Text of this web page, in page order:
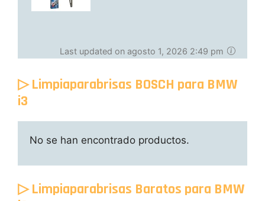
Last updated on agosto 1, 2026 2:49 pm
▷ Limpiaparabrisas BOSCH para BMW
i3
No se han encontrado productos.
▷ Limpiaparabrisas Baratos para BMW